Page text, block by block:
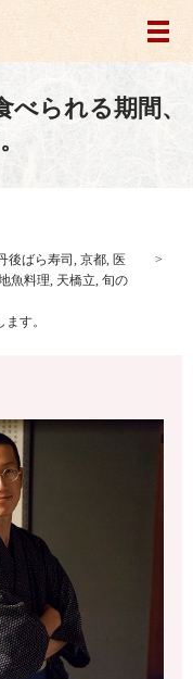
メ
られる期間、
後ばら寿司 , 京都, 医
魚料理, 天橋立, 旬の
す。